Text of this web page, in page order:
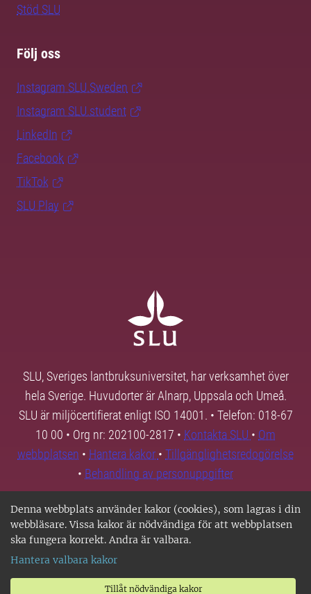
Denna webbplats använder kakor (cookies), som lagras i din
webbläsare. Vissa kakor är nödvändiga för att webbplatsen
ska fungera korrekt. Andra är valbara.
Hantera valbara kakor
Tillåt nödvändiga kakor
Stöd SLU
Följ oss
Instagram SLU.Sweden
Instagram SLU.student
LinkedIn
Facebook
TikTok
SLU Play
SLU, Sveriges lantbruksuniversitet, har verksamhet över
hela Sverige. Huvudorter är Alnarp, Uppsala och Umeå.
SLU är miljöcertifierat enligt ISO 14001. • Telefon: 018-67
10 00 • Org nr: 202100-2817 • Kontakta SLU • Om
webbplatsen • Hantera kakor • Tillgänglighetsredogörelse
• Behandling av personuppgifter